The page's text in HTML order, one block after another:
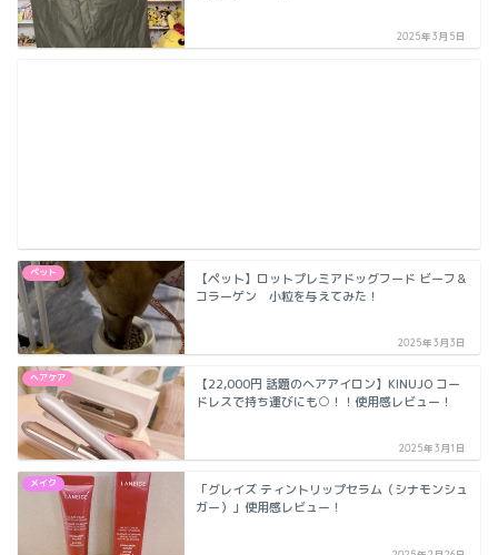
2025年3月5日
ペット
【ペット】ロットプレミアドッグフード ビーフ＆
コラーゲン 小粒を与えてみた！
2025年3月3日
ヘアケア
【22,000円 話題のヘアアイロン】KINUJO コー
ドレスで持ち運びにも○！！使用感レビュー！
2025年3月1日
メイク
「グレイズ ティントリップセラム（シナモンシュ
ガー）」使用感レビュー！